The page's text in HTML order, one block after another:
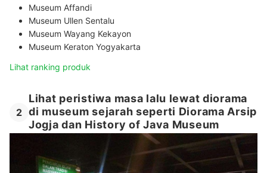
Museum Affandi
Museum Ullen Sentalu
Museum Wayang Kekayon
Museum Keraton Yogyakarta
Lihat ranking produk
2
Lihat peristiwa masa lalu lewat diorama
di museum sejarah seperti Diorama Arsip
Jogja dan History of Java Museum